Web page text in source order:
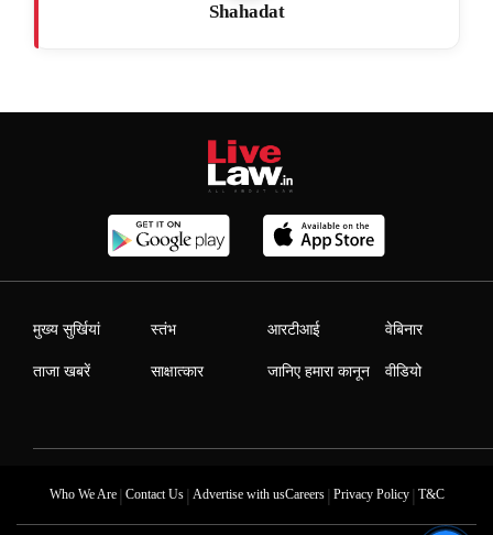
Shahadat
मुख्य सुर्खियां
ताजा खबरें
स्तंभ
साक्षात्कार
आरटीआई
जानिए हमारा कानून
वेबिनार
वीडियो
Who We Are| Contact Us| Advertise with usCareers| Privacy Policy| T&C